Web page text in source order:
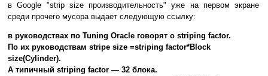
в Google "strip size производительность" уже на первом экране
среди прочего мусора выдает следующую ссылку:
в руководствах по Tuning Oracle говорят о striping factor.
По их руководствам stripe size =striping factor*Block
size(Cylinder).
А типичный striping factor — 32 блока.